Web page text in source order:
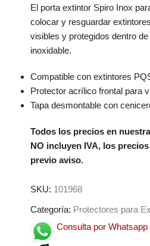
El porta extintor Spiro Inox
colocar y resguardar
visibles y protegidos dentro
inoxidable.
Compatible con extintores
Protector acrílico frontal para
Tapa desmontable con
Todos los precios en
NO incluyen IVA, los
previo aviso.
SKU: 101968
Categoría: Protectores para
Consulta por Whatsapp